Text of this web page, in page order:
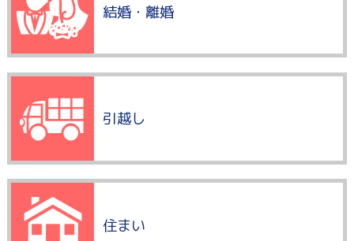
結婚・離婚
引越し
住まい